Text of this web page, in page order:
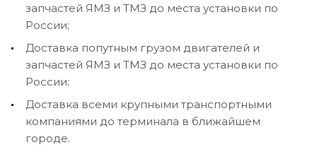
запчастей ЯМЗ и ТМЗ до места установки по
России;
Доставка попутным грузом двигателей и
запчастей ЯМЗ и ТМЗ до места установки по
России;
Доставка всеми крупными транспортными
компаниями до терминала в ближайшем
городе.